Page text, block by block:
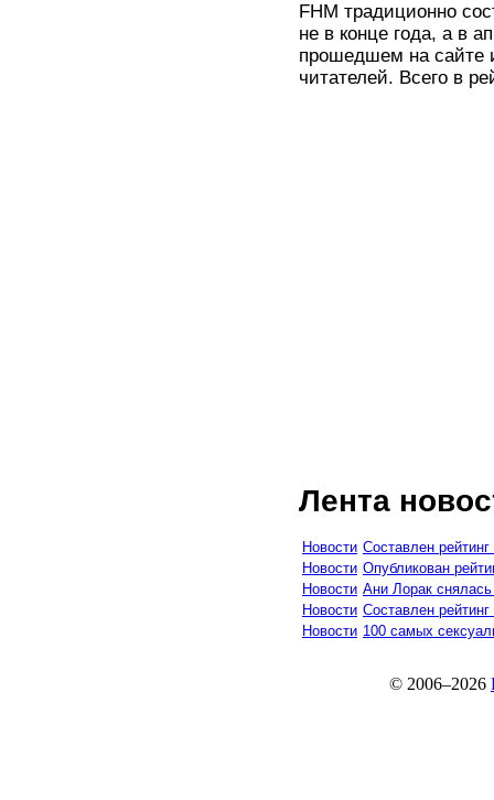
FHM традиционно
не в конце года, а в
прошедшем на сайте
читателей. Всего в
Лента
Новости Составлен
Новости Опубликован
Новости Ани Лорак
Новости Составлен
Новости 100 самых
© 2006–2026